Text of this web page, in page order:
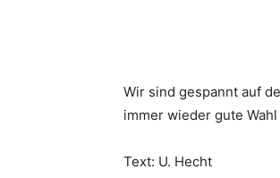
Wir sind gespannt auf
immer wieder gute
Text: U. Hecht